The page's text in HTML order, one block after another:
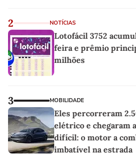
2 NOTÍCIAS
Lotofácil 3752
feira e prêmio
milhões
3 MOBILIDADE
Eles percorreram
elétrico e chegaram
difícil: o motor a
imbatível na estrada